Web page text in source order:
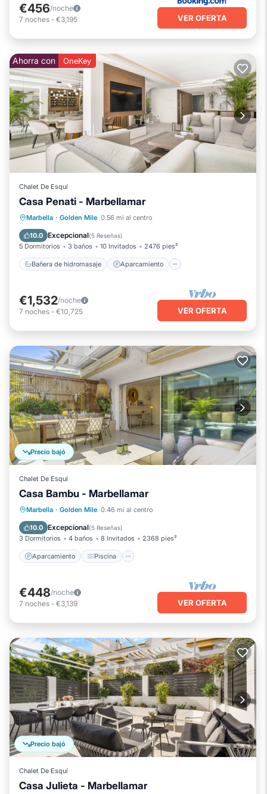
€456/noche
7 noches - €3,195 VER OFERTA
Ahorra con OneKey
Chalet De Esquí
Casa Penati - Marbellamar
Marbella · Golden Mile 0.56 mi al centro
10.0 Excepcional(5 Reseñas)
5 Dormitorios 3 baños 10 Invitados 2476 pies²
Bañera de hidromasaje Aparcamiento
Bañera de hidromasaje
Piscina
Spa
€1,532/noche
7 noches - €10,725 VER OFERTA
Precio bajó
Chalet De Esquí
Casa Bambu - Marbellamar
Marbella · Golden Mile 0.46 mi al centro
10.0 Excepcional(5 Reseñas)
3 Dormitorios 4 baños 8 Invitados 2368 pies²
Aparcamiento Piscina
Aparcamiento
Piscina
Balcón/Terraza
€448/noche
7 noches - €3,139 VER OFERTA
Precio bajó
Chalet De Esquí
Casa Julieta - Marbellamar